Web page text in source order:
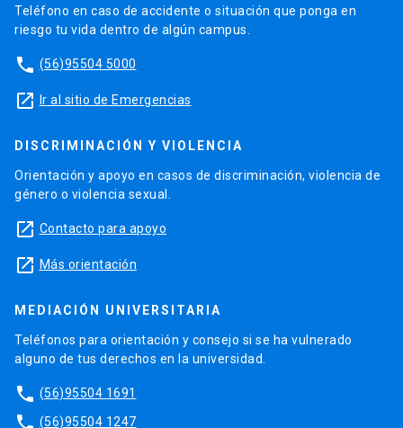
Teléfono en caso de accidente o situación que ponga en
riesgo tu vida dentro de algún campus.
phone (56)95504 5000
launch Ir al sitio de Emergencias
DISCRIMINACIÓN Y VIOLENCIA
Orientación y apoyo en casos de discriminación, violencia de
género o violencia sexual.
launch Contacto para apoyo
launch Más orientación
MEDIACIÓN UNIVERSITARIA
Teléfonos para orientación y consejo si se ha vulnerado
alguno de tus derechos en la universidad.
phone (56)95504 1691
phone (56)95504 1247